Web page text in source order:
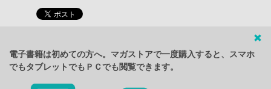
電子書籍は初めての方へ。マガストアで一度購入すると、スマホ
でもタブレットでもＰＣでも閲覧できます。